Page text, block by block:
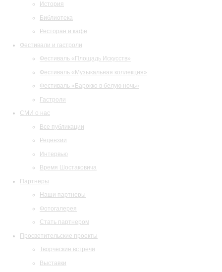
История
Библиотека
Ресторан и кафе
Фестивали и гастроли
Фестиваль «Площадь Искусств»
Фестиваль «Музыкальная коллекция»
Фестиваль «Барокко в белую ночь»
Гастроли
СМИ о нас
Все публикации
Рецензии
Интервью
Время Шостаковича
Партнеры
Наши партнеры
Фотогалерея
Стать партнером
Просветительские проекты
Творческие встречи
Выставки